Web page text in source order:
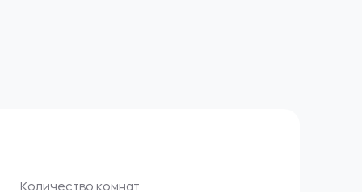
Количество комнат